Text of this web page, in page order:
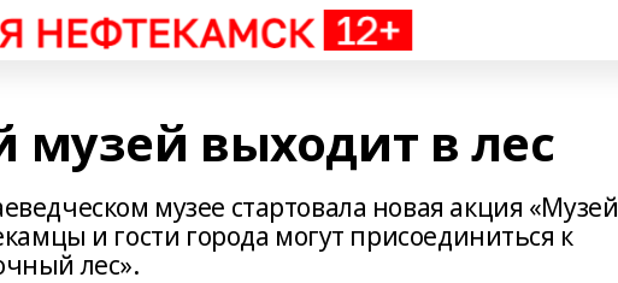
музей выходит в лес
музее стартовала новая акция «Музей
и гости города могут присоединиться к
лес».